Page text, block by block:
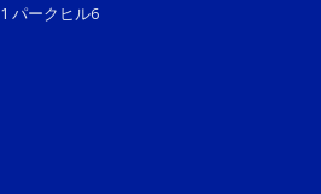
パークヒル6